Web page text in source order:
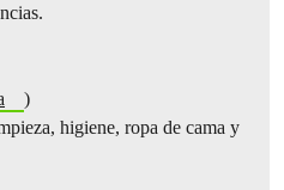
)
higiene, ropa de cama y